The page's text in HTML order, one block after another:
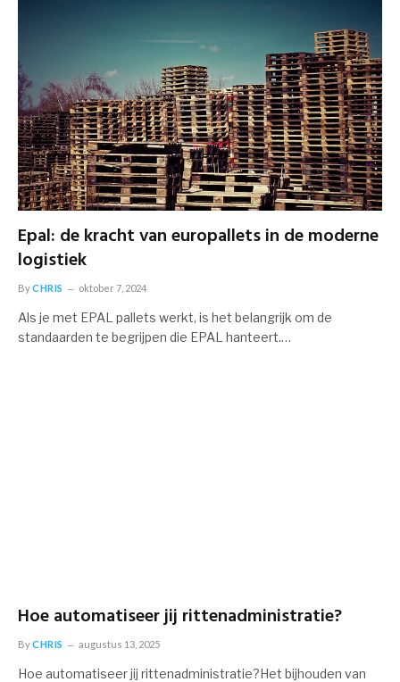
Epal: de kracht van europallets in de moderne
logistiek
ByCHRIS oktober 7, 2024
Als je met EPAL pallets werkt, is het belangrijk om de
standaarden te begrijpen die EPAL hanteert.…
Hoe automatiseer jij rittenadministratie?
ByCHRIS augustus 13, 2025
Hoe automatiseer jij rittenadministratie?Het bijhouden van